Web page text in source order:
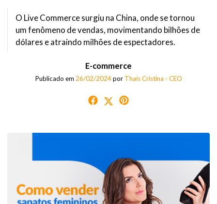
O Live Commerce surgiu na China, onde se tornou
um fenômeno de vendas, movimentando bilhões de
dólares e atraindo milhões de espectadores.
E-commerce
Publicado em 26/02/2024por Thaís Cristina - CEO